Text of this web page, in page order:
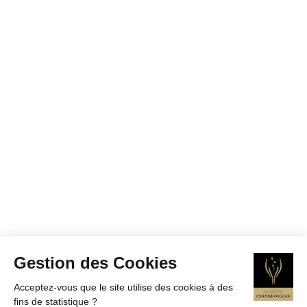
Gestion des Cookies
Acceptez-vous que le site utilise des cookies à des
fins de statistique ?